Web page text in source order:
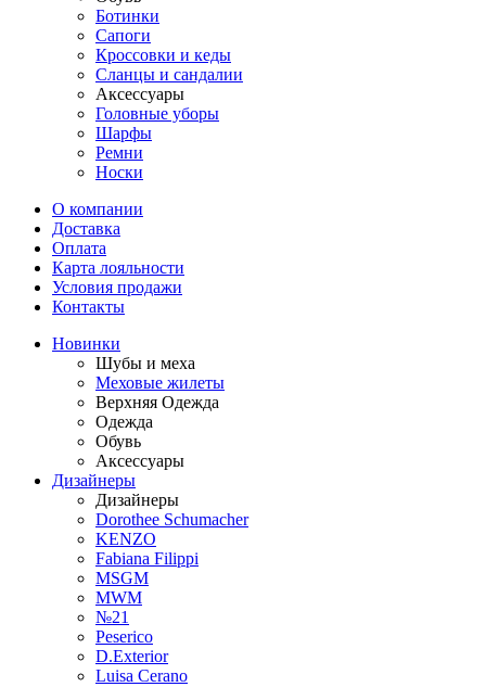
Ботинки
Сапоги
Кроссовки и кеды
Сланцы и сандалии
Аксессуары
Головные уборы
Шарфы
Ремни
Носки
О компании
Доставка
Оплата
Карта лояльности
Условия продажи
Контакты
Новинки
Шубы и меха
Меховые жилеты
Верхняя Одежда
Одежда
Обувь
Аксессуары
Дизайнеры
Дизайнеры
Dorothee Schumacher
KENZO
Fabiana Filippi
MSGM
MWM
№21
Peserico
D.Exterior
Luisa Cerano